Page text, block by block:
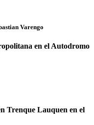
Varengo
en el Autodromo
Trenque Lauquen en el